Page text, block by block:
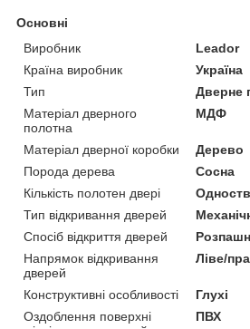
Основні
Виробник
Leador
Країна виробник
Україна
Тип
Дверне
Матеріал дверного
полотна
МДФ
Матеріал дверної коробки
Дерево
Порода дерева
Сосна
Кількість полотен двері
Тип відкривання дверей
Спосіб відкриття дверей
Напрямок відкривання
дверей
Ліве/
Конструктивні особливості
Глухі
Оздоблення поверхні
ПВХ